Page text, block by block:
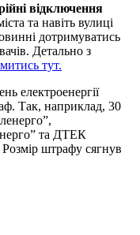
відключення
та навіть вулиці
дотримуватись
Детально з
тут.
електроенергії
Так, наприклад, 30
та ДТЕК
Розмір штрафу сягнув